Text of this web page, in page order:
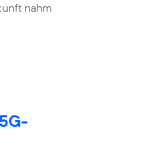
nahm